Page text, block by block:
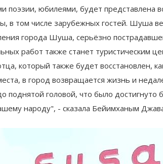
поэзии, юбилеями, будет
в том числе зарубежных гостей. Шуша
города Шуша, серьёзно
работ также станет
который также будет восстановлен,
в город возвращается жизнь и
головой, что было
народу", - сказала Бейимханым